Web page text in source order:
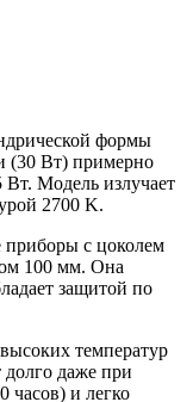
формы
(30 Вт) примерно
Вт. Модель излучает
2700 K.
приборы с цоколем
100 мм. Она
защитой по
температур
даже при
часов) и легко